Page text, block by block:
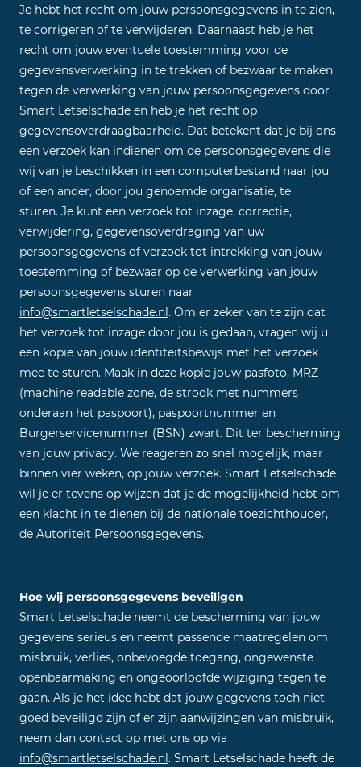
Je hebt het recht om jouw persoonsgegevens in te zien,
te corrigeren of te verwijderen. Daarnaast heb je het
recht om jouw eventuele toestemming voor de
gegevensverwerking in te trekken of bezwaar te maken
tegen de verwerking van jouw persoonsgegevens door
Smart Letselschade en heb je het recht op
gegevensoverdraagbaarheid. Dat betekent dat je bij ons
een verzoek kan indienen om de persoonsgegevens die
wij van je beschikken in een computerbestand naar jou
of een ander, door jou genoemde organisatie, te
sturen. Je kunt een verzoek tot inzage, correctie,
verwijdering, gegevensoverdraging van uw
persoonsgegevens of verzoek tot intrekking van jouw
toestemming of bezwaar op de verwerking van jouw
persoonsgegevens sturen naar
info@smartletselschade.nl. Om er zeker van te zijn dat
het verzoek tot inzage door jou is gedaan, vragen wij u
een kopie van jouw identiteitsbewijs met het verzoek
mee te sturen. Maak in deze kopie jouw pasfoto, MRZ
(machine readable zone, de strook met nummers
onderaan het paspoort), paspoortnummer en
Burgerservicenummer (BSN) zwart. Dit ter bescherming
van jouw privacy. We reageren zo snel mogelijk, maar
binnen vier weken, op jouw verzoek. Smart Letselschade
wil je er tevens op wijzen dat je de mogelijkheid hebt om
een klacht in te dienen bij de nationale toezichthouder,
de Autoriteit Persoonsgegevens.
Hoe wij persoonsgegevens beveiligen
Smart Letselschade neemt de bescherming van jouw
gegevens serieus en neemt passende maatregelen om
misbruik, verlies, onbevoegde toegang, ongewenste
openbaarmaking en ongeoorloofde wijziging tegen te
gaan. Als je het idee hebt dat jouw gegevens toch niet
goed beveiligd zijn of er zijn aanwijzingen van misbruik,
neem dan contact op met ons op via
info@smartletselschade.nl. Smart Letselschade heeft de